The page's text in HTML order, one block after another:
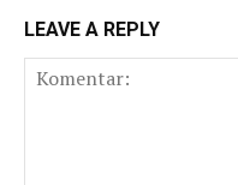
LEAVE A REPLY